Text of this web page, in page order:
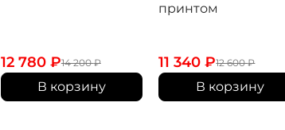
14 200₽
12 780 ₽
В корзину
принтом
12 600₽
11 340₽
В корзину